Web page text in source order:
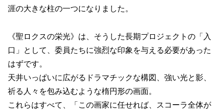
涯の大きな柱の一つになりました。
《聖ロクスの栄光》は、そうした長期プロジェクトの「入
口」として、委員たちに強烈な印象を与える必要があった
はずです。
天井いっぱいに広がるドラマチックな構図、強い光と影、
祈る人々を包み込むような楕円形の画面。
これらはすべて、「この画家に任せれば、スコーラ全体が